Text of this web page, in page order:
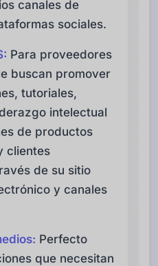
canales de
sociales.
Para proveedores
buscan promover
tutoriales,
intelectual
de productos
clientes
de su sitio
y canales
Perfecto
que necesitan